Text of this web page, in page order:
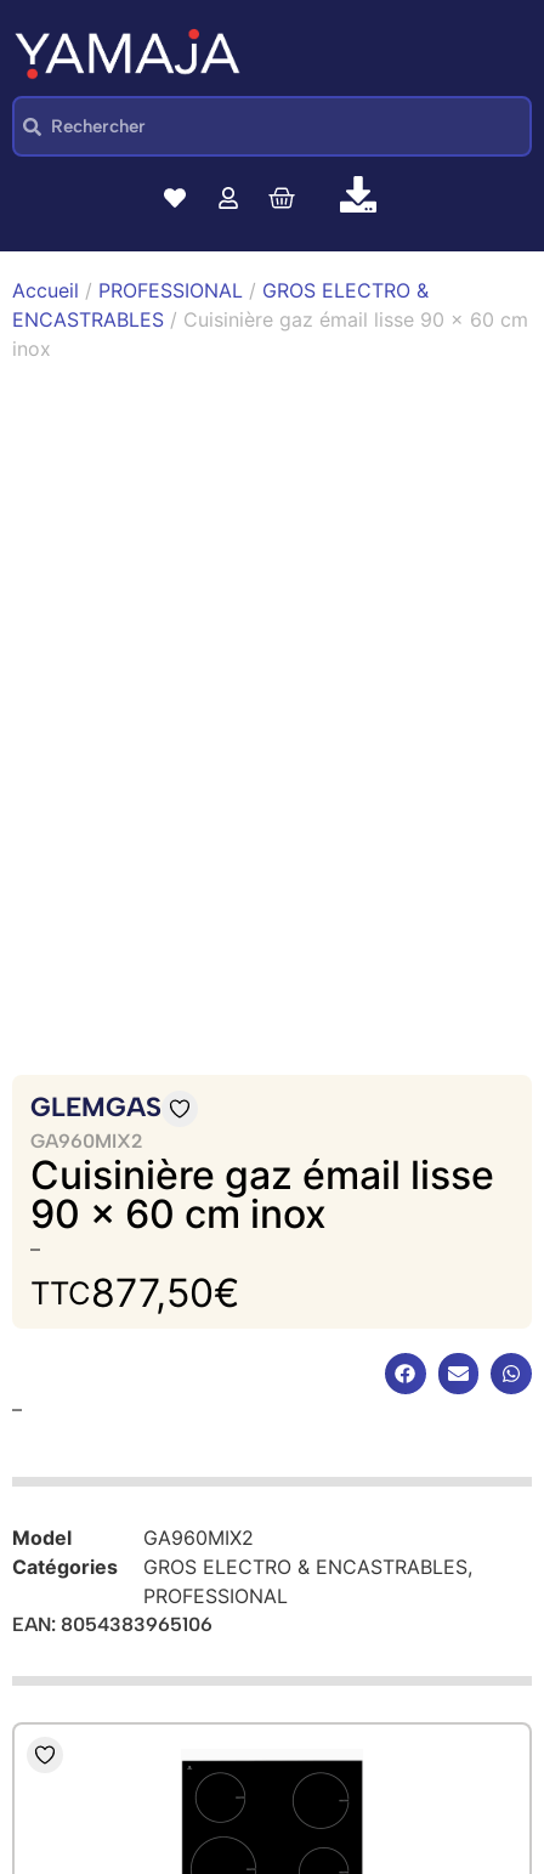
Accueil / PROFESSIONAL / GROS ELECTRO &
ENCASTRABLES / Cuisinière gaz émail lisse 90 x 60 cm
inox
GLEMGAS
GA960MIX2
Cuisinière gaz émail lisse
90 x 60 cm inox
–
877,50€
TTC
–
Model
GA960MIX2
Catégories
GROS ELECTRO & ENCASTRABLES,
PROFESSIONAL
EAN: 8054383965106